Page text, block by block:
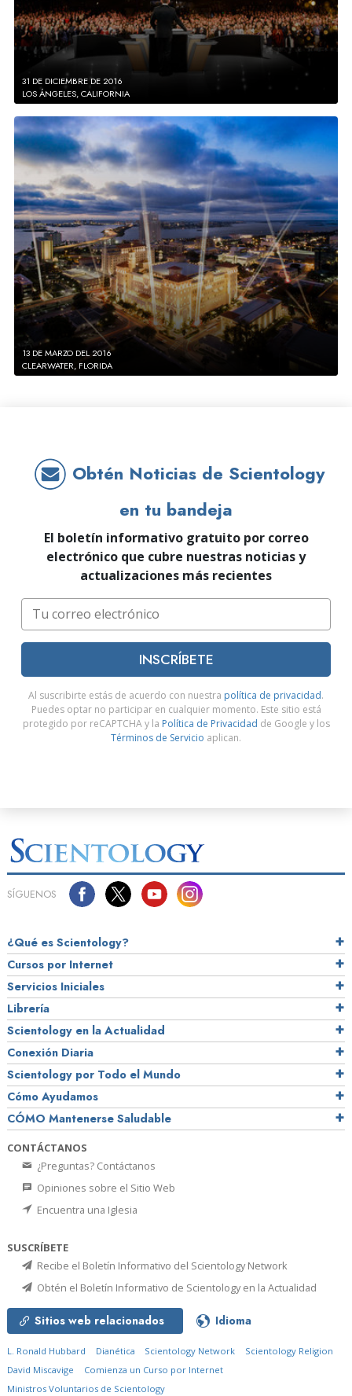
31 DE DICIEMBRE DE 2016
LOS ÁNGELES, CALIFORNIA
13 DE MARZO DEL 2016
CLEARWATER, FLORIDA
Obtén Noticias de Scientology
en tu bandeja
El boletín informativo gratuito por correo
electrónico que cubre nuestras noticias y
actualizaciones más recientes
INSCRÍBETE
Al suscribirte estás de acuerdo con nuestra política de privacidad.
Puedes optar no participar en cualquier momento. Este sitio está
protegido por reCAPTCHA y la Política de Privacidad de Google y los
Términos de Servicio aplican.
SÍGUENOS
¿Qué es Scientology?
Cursos por Internet
Servicios Iniciales
Librería
Scientology en la Actualidad
Conexión Diaria
Scientology por Todo el Mundo
Cómo Ayudamos
CÓMO Mantenerse Saludable
CONTÁCTANOS
¿Preguntas? Contáctanos
Opiniones sobre el Sitio Web
Encuentra una Iglesia
SUSCRÍBETE
Recibe el Boletín Informativo del Scientology Network
Obtén el Boletín Informativo de Scientology en la Actualidad
Sitios web relacionados Idioma
L. Ronald Hubbard Dianética Scientology Network
Scientology Religion
David Miscavige
Comienza un Curso por Internet
Ministros Voluntarios de Scientology